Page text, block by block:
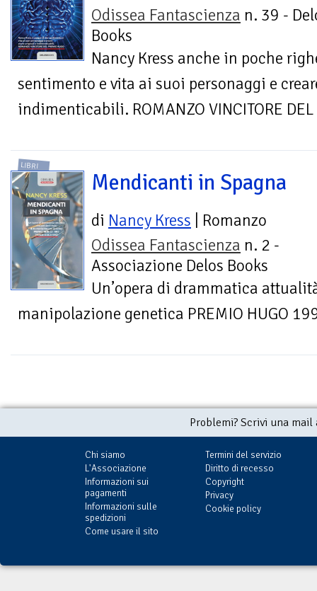
Odissea Fantascienza n. 39 -
Books
Nancy Kress anche in poche
sentimento e vita ai suoi personaggi e
indimenticabili. ROMANZO VINCITORE
LIBRI
Mendicanti in Spagna
di Nancy Kress | Romanzo
Odissea Fantascienza n. 2 -
Associazione Delos Books
Un’opera di drammatica
manipolazione genetica PREMIO HUGO
Problemi? Scrivi una
Chi siamo
L'Associazione
Informazioni sui
pagamenti
Informazioni sulle
spedizioni
Come usare il sito
Termini del servizio
Diritto di recesso
Copyright
Privacy
Cookie policy